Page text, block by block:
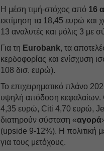
Η μέση τιμή-στόχος από 16
εκτίμηση τα 18,45 ευρώ και
13 αναλυτές και μόλις 3 με
Για τη Eurobank, τα
κερδοφορίας και ενίσχυση
108 δισ. ευρώ).
Το επιχειρηματικό πλάνο
υψηλή απόδοση κεφαλαίων.
4,35 ευρώ, Citi 4,70 ευρώ,
διατηρούν σύσταση «αγορά
(upside 9-12%). Η πολιτική
για τους μετόχους.